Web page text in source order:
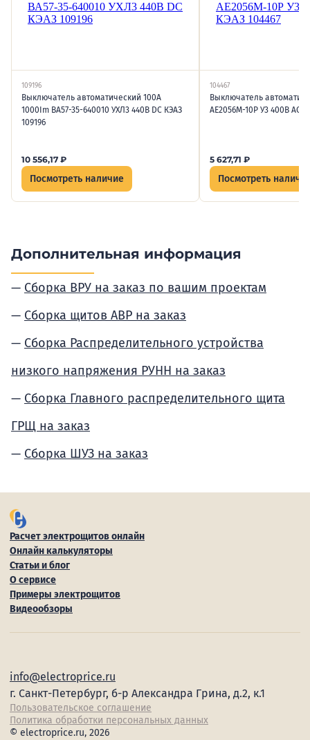
109196
Выключатель автоматический 100А
1000Im ВА57-35-640010 УХЛ3 440В DC КЭАЗ
109196
10 556,17 ₽
Посмотреть наличие
104467
Выключатель
АЕ2056М-10Р У3 400В AC
5 627,71 ₽
Посмотреть
Дополнительная информация
Сборка ВРУ на заказ по вашим проектам
Сборка щитов АВР на заказ
Сборка Распределительного устройства
низкого напряжения РУНН на заказ
Сборка Главного распределительного щита
ГРЩ на заказ
Сборка ШУЗ на заказ
Расчет электрощитов онлайн
Онлайн калькуляторы
Статьи и блог
О сервисе
Примеры электрощитов
Видеообзоры
info@electroprice.ru
г. Санкт-Петербург, б-р Александра Грина, д.2, к.1
Пользовательское соглашение
Политика обработки персональных данных
© electroprice.ru, 2026